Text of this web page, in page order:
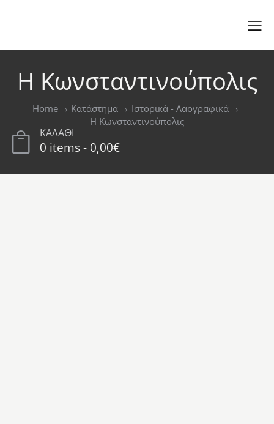
Η Κωνσταντινούπολις
Home Κατάστημα
Ιστορικά - Λαογραφικά
Η Κωνσταντινούπολις
ΚΑΛΑΘΙ
0 items- 0,00€